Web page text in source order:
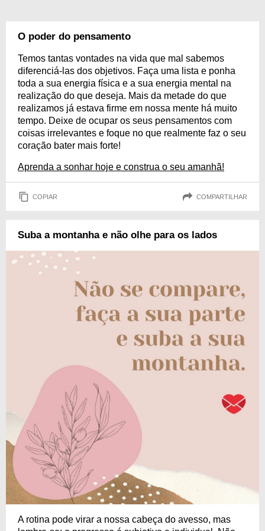
O poder do pensamento
Temos tantas vontades na vida que mal sabemos
diferenciá-las dos objetivos. Faça uma lista e ponha
toda a sua energia física e a sua energia mental na
realização do que deseja. Mais da metade do que
realizamos já estava firme em nossa mente há muito
tempo. Deixe de ocupar os seus pensamentos com
coisas irrelevantes e foque no que realmente faz o seu
coração bater mais forte!
Aprenda a sonhar hoje e construa o seu amanhã!
COPIAR COMPARTILHAR
Suba a montanha e não olhe para os lados
A rotina pode virar a nossa cabeça do avesso, mas